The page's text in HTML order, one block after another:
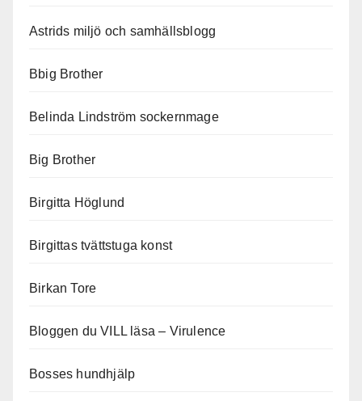
Astrids miljö och samhällsblogg
Bbig Brother
Belinda Lindström sockernmage
Big Brother
Birgitta Höglund
Birgittas tvättstuga konst
Birkan Tore
Bloggen du VILL läsa – Virulence
Bosses hundhjälp